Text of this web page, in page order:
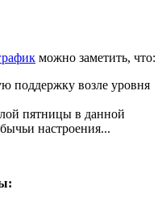
можно заметить, что:
поддержку возле уровня
пятницы в данной
настроения...